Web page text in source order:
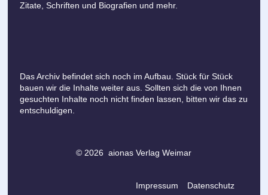
Zitate, Schriften und Biografien und mehr.
Das Archiv befindet sich noch im Aufbau. Stück für Stück
bauen wir die Inhalte weiter aus. Sollten sich die von Ihnen
gesuchten Inhalte noch nicht finden lassen, bitten wir das zu
entschuldigen.
© 2026 aionas Verlag Weimar
Datenschutz
Impressum